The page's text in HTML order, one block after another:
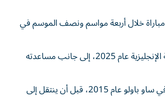
وانضم غيمارايس (28 عاما) إلى نيوكاسل يونايتد في كانون الثاني/يناير 2022، وخاض 195 مباراة خلال أربعة مواسم ونصف الموسم في
وساهم البرازيلي في انهاء صيام نيوكاسل عن الألقاب ل54 عاما بقيادة إلى إحراز كأس الرابطة الإنجليزية عام 2025، إلى جانب مساعدته
وبدأ مسيرته الاحترافية في بلاده، حيث خاض مباراته الأولى مع الفريق الأول لنادي أوداكس في ساو باولو عام 2015، قبل أن ينتقل إلى